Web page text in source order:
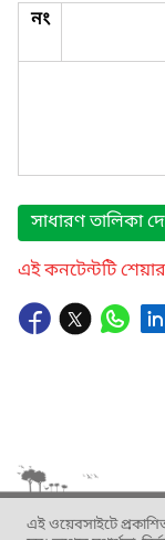
নং
সাধারণ তালিকা
এই কনটেন্টটি
এই ওয়েবসাইটে